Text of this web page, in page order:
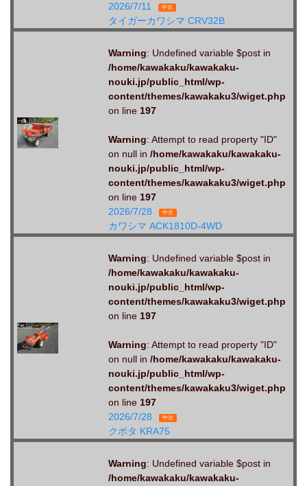
2026/7/11
中古
タイガーカワシマ CRV32B
Warning: Undefined variable $post in
/home/kawakaku/kawakaku-
nouki.jp/public_html/wp-
content/themes/kawakaku3/wiget.php
on line 197
Warning: Attempt to read property "ID"
on null in /home/kawakaku/kawakaku-
nouki.jp/public_html/wp-
content/themes/kawakaku3/wiget.php
on line 197
2026/7/28
中古
カワシマ ACK1810D-4WD
Warning: Undefined variable $post in
/home/kawakaku/kawakaku-
nouki.jp/public_html/wp-
content/themes/kawakaku3/wiget.php
on line 197
Warning: Attempt to read property "ID"
on null in /home/kawakaku/kawakaku-
nouki.jp/public_html/wp-
content/themes/kawakaku3/wiget.php
on line 197
2026/7/28
中古
クボタ KRA75
Warning: Undefined variable $post in
/home/kawakaku/kawakaku-